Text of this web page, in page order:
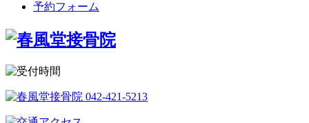
予約フォーム